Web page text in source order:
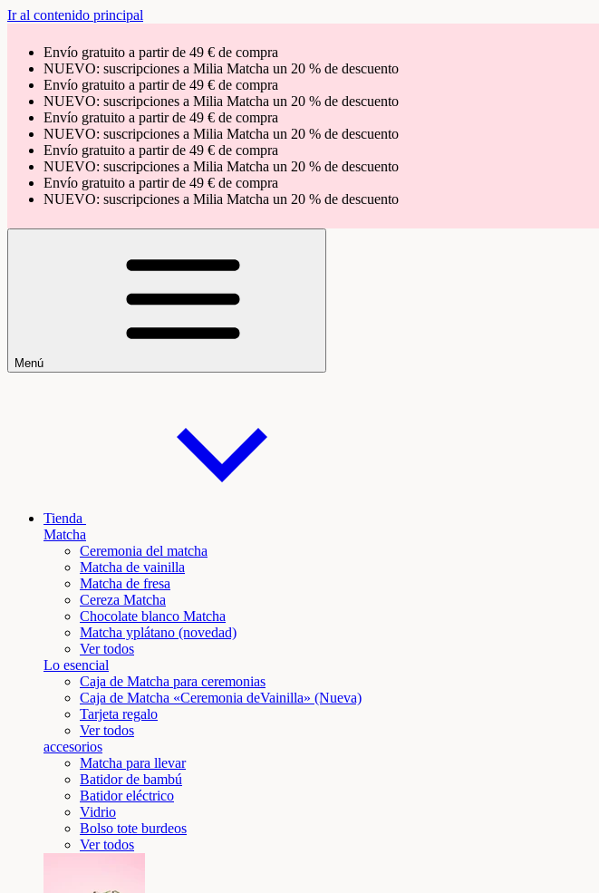
Ir al contenido principal
Envío gratuito a partir de 49 € de compra
NUEVO: suscripciones a Milia Matcha un 20 % de descuento
Envío gratuito a partir de 49 € de compra
NUEVO: suscripciones a Milia Matcha un 20 % de descuento
Envío gratuito a partir de 49 € de compra
NUEVO: suscripciones a Milia Matcha un 20 % de descuento
Envío gratuito a partir de 49 € de compra
NUEVO: suscripciones a Milia Matcha un 20 % de descuento
Envío gratuito a partir de 49 € de compra
NUEVO: suscripciones a Milia Matcha un 20 % de descuento
Menú
Tienda
Matcha
Ceremonia del matcha
Matcha de vainilla
Matcha de fresa
Cereza Matcha
Chocolate blanco Matcha
Matcha yplátano (novedad)
Ver todos
Lo esencial
Caja de Matcha para ceremonias
Caja de Matcha «Ceremonia deVainilla» (Nueva)
Tarjeta regalo
Ver todos
accesorios
Matcha para llevar
Batidor de bambú
Batidor eléctrico
Vidrio
Bolso tote burdeos
Ver todos